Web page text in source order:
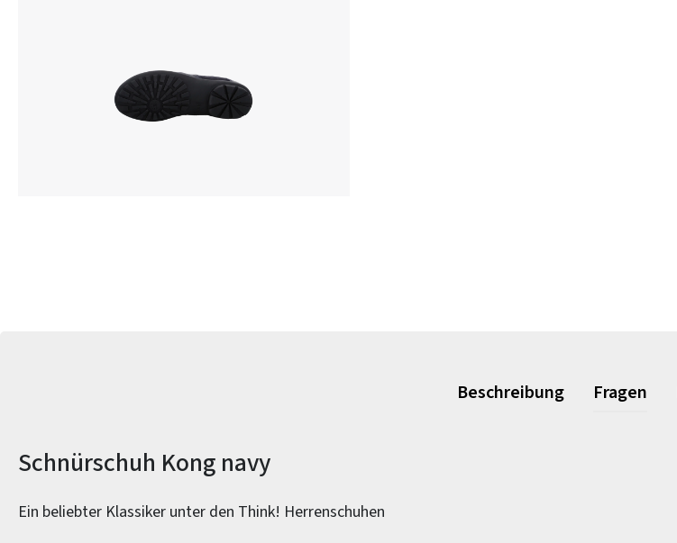
Beschreibung Fragen
Produktinformationen
Schnürschuh Kong navy
Ein beliebter Klassiker unter den Think! Herrenschuhen